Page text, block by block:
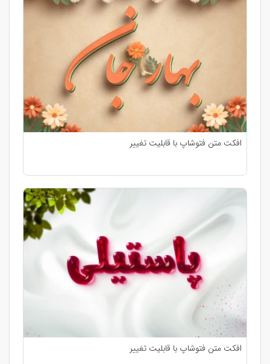
افکت متن فتوشاپ با قابلیت تغییر
افکت متن فتوشاپ با قابلیت تغییر